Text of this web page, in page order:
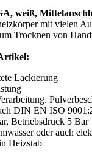
weiß,
mit vielen
Trocknen von
Lackierung
DIN EN ISO
Betriebsdruck 5 Bar
oder auch
Heizstab